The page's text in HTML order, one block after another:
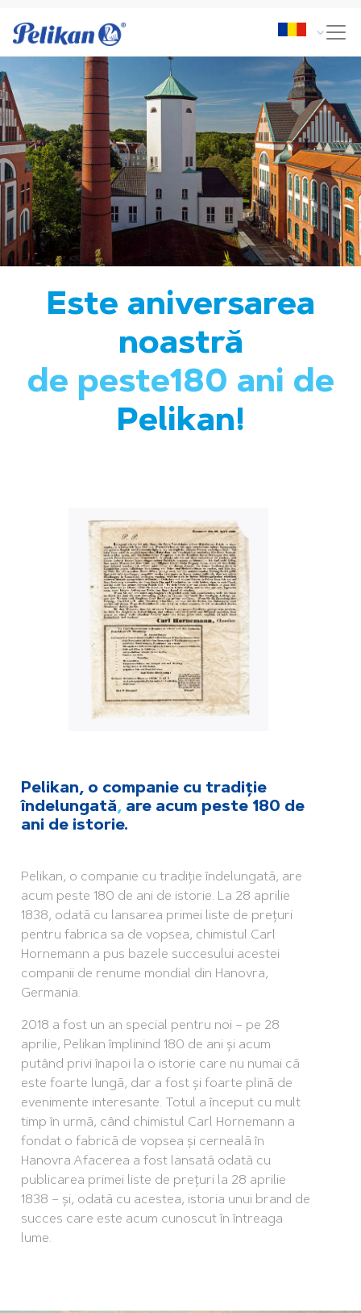
Este aniversarea
noastră
de peste180 ani de
Pelikan!
Pelikan, o companie cu tradiție
îndelungată, are acum peste 180 de
ani de istorie.
Pelikan, o companie cu tradiție îndelungată, are
acum peste 180 de ani de istorie. La 28 aprilie
1838, odată cu lansarea primei liste de prețuri
pentru fabrica sa de vopsea, chimistul Carl
Hornemann a pus bazele succesului acestei
companii de renume mondial din Hanovra,
Germania.
2018 a fost un an special pentru noi – pe 28
aprilie, Pelikan împlinind 180 de ani și acum
putând privi înapoi la o istorie care nu numai că
este foarte lungă, dar a fost și foarte plină de
evenimente interesante. Totul a început cu mult
timp în urmă, când chimistul Carl Hornemann a
fondat o fabrică de vopsea și cerneală în
Hanovra.Afacerea a fost lansată odată cu
publicarea primei liste de prețuri la 28 aprilie
1838 – și, odată cu acestea, istoria unui brand de
succes care este acum cunoscut în întreaga
lume.